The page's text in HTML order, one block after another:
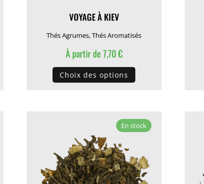
VOYAGE À KIEV
Thés Agrumes,Thés Aromatisés
À partir de7,70€
Choix des options
produit
variations.
Les
peuvent
être
En stock